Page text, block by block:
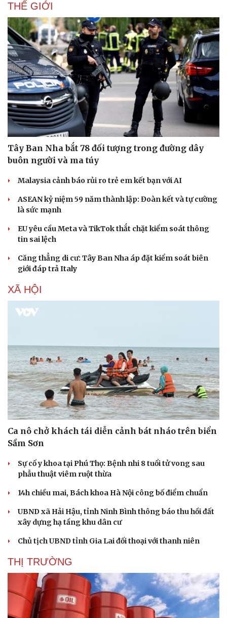
Thể thao
Bóng đá
Lịch thi đấu bóng đá
Thế giới thể thao
eSports
Hậu trường
Ô tô
Xe máy
Tư vấn
Thông tin doanh nghiệp
Doanh nhân
Vì cộng đồng
Sành điệu
Chuyển đổi số
THẾ GIỚI
Tây Ban Nha bắt 78 đối tượng trong đường dây
buôn người và ma túy
Malaysia cảnh báo rủi ro trẻ em kết bạn với AI
ASEAN kỷ niệm 59 năm thành lập: Đoàn kết và tự cường
là sức mạnh
EU yêu cầu Meta và TikTok thắt chặt kiểm soát thông
tin sai lệch
Căng thẳng di cư: Tây Ban Nha áp đặt kiểm soát biên
giới đáp trả Italy
XÃ HỘI
Ca nô chở khách tái diễn cảnh bát nháo trên biển
Sầm Sơn
Sự cố y khoa tại Phú Thọ: Bệnh nhi 8 tuổi tử vong sau
phẫu thuật viêm ruột thừa
14h chiều mai, Bách khoa Hà Nội công bố điểm chuẩn
UBND xã Hải Hậu, tỉnh Ninh Bình thông báo thu hồi đất
xây dựng hạ tầng khu dân cư
Chủ tịch UBND tỉnh Gia Lai đối thoại với thanh niên
THỊ TRƯỜNG